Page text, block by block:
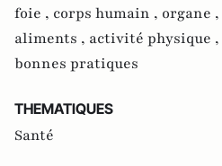
foie , corps humain , organe ,
aliments , activité physique ,
bonnes pratiques
THEMATIQUES
Santé